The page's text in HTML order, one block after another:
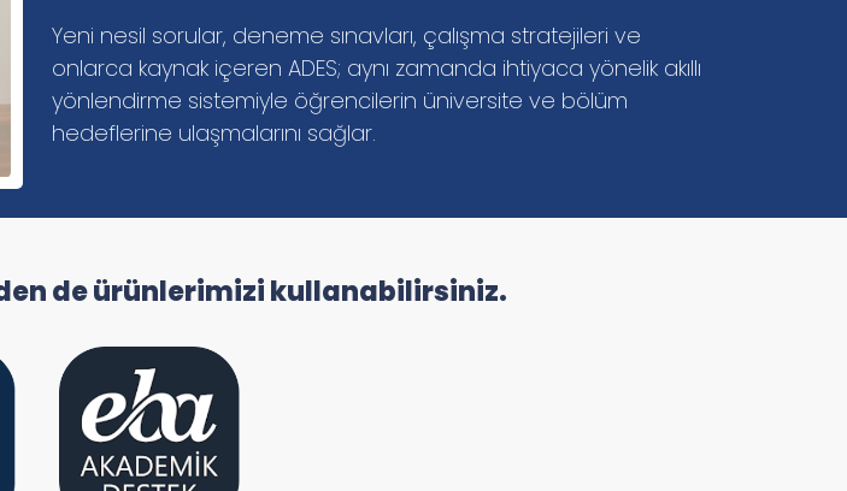
Yeni nesil sorular, deneme sınavları, çalışma stratejileri ve
onlarca kaynak içeren ADES; aynı zamanda ihtiyaca yönelik akıllı
yönlendirme sistemiyle öğrencilerin üniversite ve bölüm
hedeflerine ulaşmalarını sağlar.
de ürünlerimizi kullanabilirsiniz.